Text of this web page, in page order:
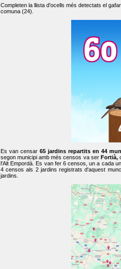
Completen la llista d'ocells més detectats el
comuna (24).
Es van censar65 jardins repartits en 44
segon municipi amb més censos va ser Fortià,
l'Alt Empordà. Es van fer 6 censos, un a cada
4 censos als 2 jardins registrats d'aquest
jardins.